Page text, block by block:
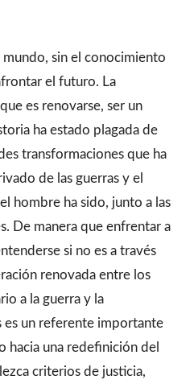
mundo, sin el conocimiento
el futuro. La
es renovarse, ser un
ha estado plagada de
transformaciones que ha
de las guerras y el
hombre ha sido, junto a las
De manera que enfrentar a
si no es a través
renovada entre los
a la guerra y la
es un referente importante
hacia una redefinición del
criterios de justicia,